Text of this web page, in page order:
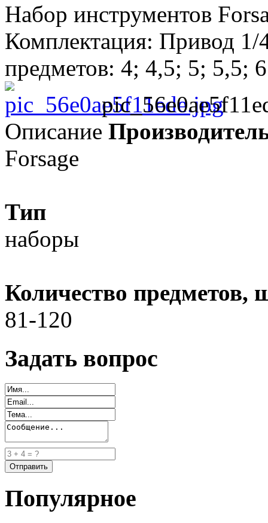
Набор инструментов
Комплектация: Привод 1/
предметов: 4; 4,5; 5; 5,5;
Описание
Forsage
Тип
наборы
Количество предметов,
81-120
Задать вопрос
Популярное